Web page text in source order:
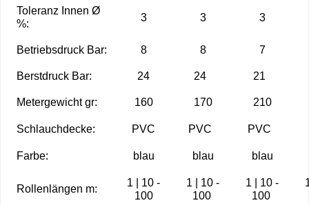
Toleranz Innen Ø
%:
3 3 3
Betriebsdruck Bar: 8 8 7
Berstdruck Bar: 24 24 21
Metergewicht gr: 160 170 210
Schlauchdecke: PVC PVC PVC
Farbe: blau blau blau
Rollenlängen m:
1 | 10 -
100
1 | 10 -
100
1 | 10 -
100